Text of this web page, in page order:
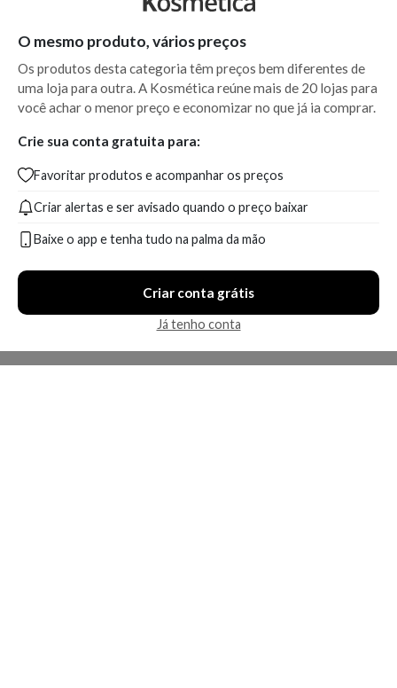
O mesmo produto, vários preços
Os produtos desta categoria têm preços bem diferentes de
uma loja para outra. A Kosmética reúne mais de 20 lojas para
você achar o menor preço e economizar no que já ia comprar.
Crie sua conta gratuita para:
Favoritar produtos e acompanhar os preços
Criar alertas e ser avisado quando o preço baixar
Baixe o app e tenha tudo na palma da mão
Criar conta grátis
Já tenho conta